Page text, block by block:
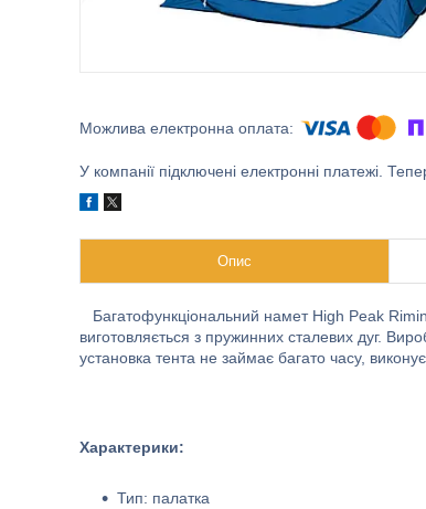
У компанії підключені електронні платежі.
Опис
Багатофункціональний намет High Peak
виготовляється з пружинних сталевих дуг.
установка тента не займає багато часу,
Характерики:
Тип: палатка